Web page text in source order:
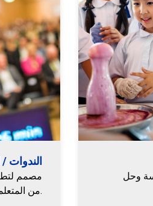
الندوات
مصمم
من المتعلمين الشباب إلى المهنيين ذوي الخبرة.
وحل